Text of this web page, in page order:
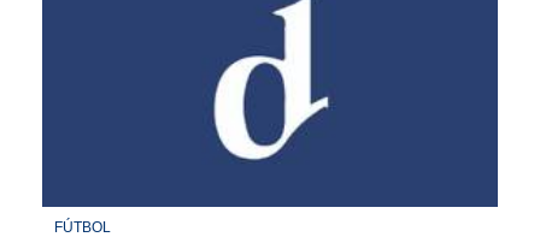
FÚTBOL